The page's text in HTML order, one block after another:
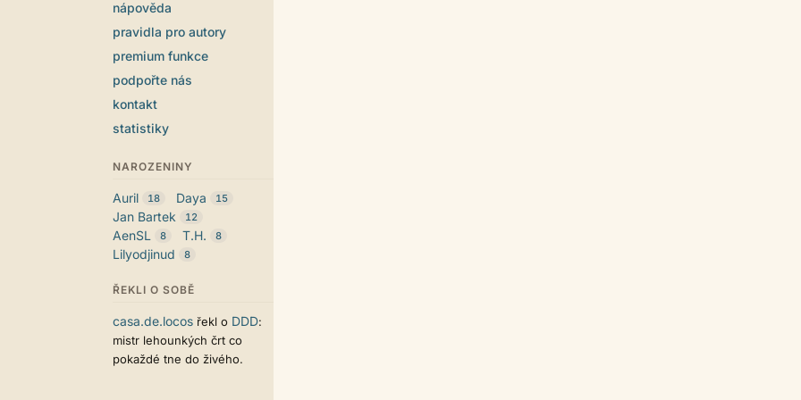
nápověda
pravidla pro autory
premium funkce
podpořte nás
kontakt
statistiky
NAROZENINY
Auril 18 Daya 15
Jan Bartek 12
AenSL 8 T.H. 8
Lilyodjinud 8
ŘEKLI O SOBĚ
casa.de.locos řekl o DDD:
mistr lehounkých črt co
pokaždé tne do živého.